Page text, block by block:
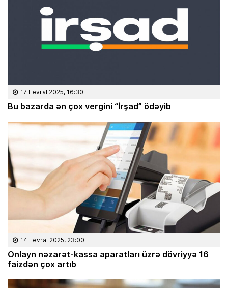
17 Fevral 2025, 16:30
Bu bazarda ən çox vergini “İrşad” ödəyib
14 Fevral 2025, 23:00
Onlayn nəzarət-kassa aparatları üzrə dövriyyə 16
faizdən çox artıb